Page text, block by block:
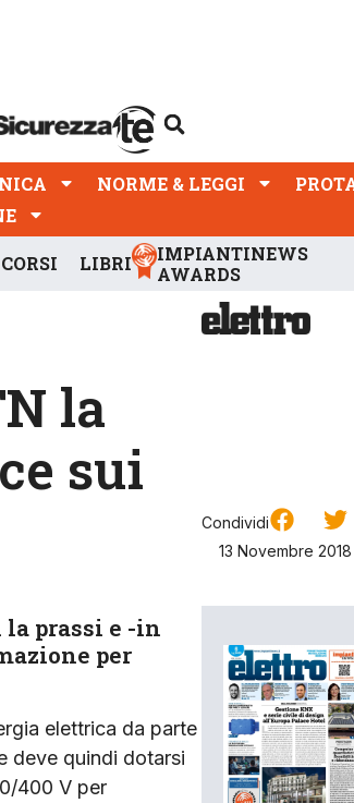
NORME & LEGGI
CORSI LIBRI
IMPIANTINEWS
AWARDS
la
sui
Condividi
13 Novembre 2018
la prassi e -in
per
elettrica da parte
deve quindi dotarsi
400 V per